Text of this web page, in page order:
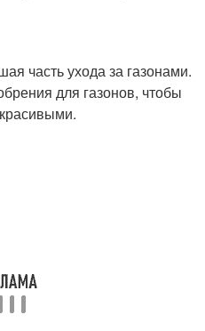
часть ухода за газонами.
для газонов, чтобы